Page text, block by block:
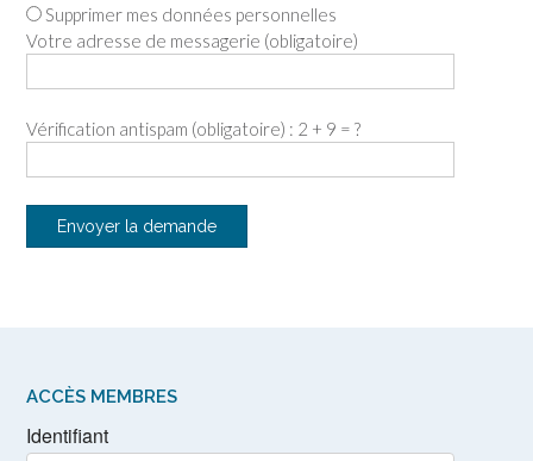
Supprimer mes données personnelles
Votre adresse de messagerie (obligatoire)
Vérification antispam (obligatoire) : 2 + 9 = ?
ACCÈS MEMBRES
Identifiant